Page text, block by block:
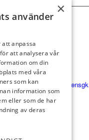
Fädriften
239 40 Falsterbo
040-47 50 16
×
använder
anpassa
att analysera vår
om din
med våra
som kan
information som
eller som de har
av deras